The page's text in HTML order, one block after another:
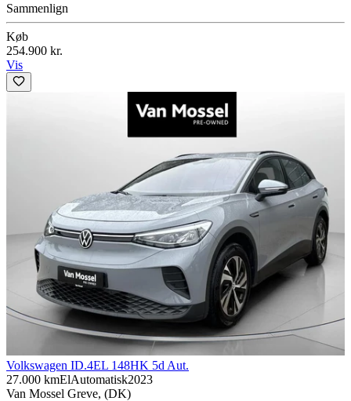
Sammenlign
Køb
254.900 kr.
Vis
Volkswagen ID.4EL 148HK 5d Aut.
27.000 kmElAutomatisk2023
Van Mossel Greve, (DK)